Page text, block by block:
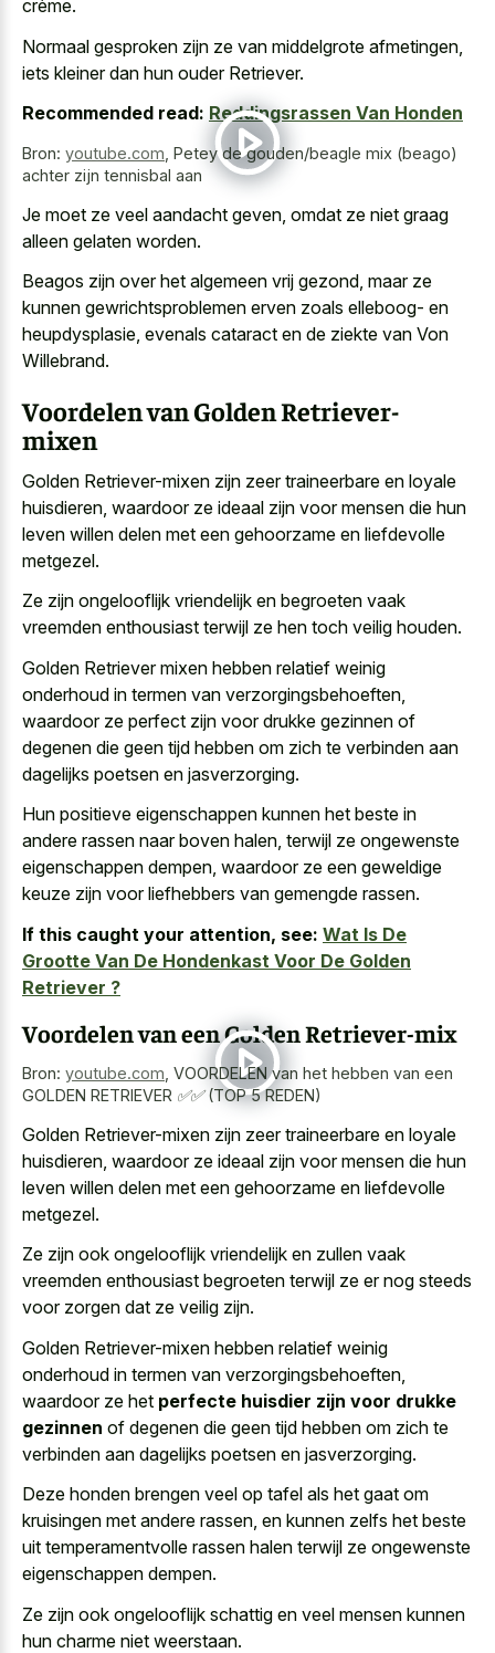
crème.
Normaal gesproken zijn ze van middelgrote afmetingen,
iets kleiner dan hun ouder Retriever.
Recommended read: Reddingsrassen Van Honden
Bron: youtube.com Petey de gouden/beagle mix (beago)
achter zijn tennisbal aan
Je moet ze veel aandacht geven, omdat ze niet graag
alleen gelaten worden.
Beagos zijn over het algemeen vrij gezond, maar ze
kunnen gewrichtsproblemen erven zoals elleboog- en
heupdysplasie, evenals cataract en de ziekte van Von
Willebrand.
Voordelen van Golden Retriever-
mixen
Golden Retriever-mixen zijn zeer traineerbare en loyale
huisdieren, waardoor ze ideaal zijn voor mensen die hun
leven willen delen met een gehoorzame en liefdevolle
metgezel.
Ze zijn ongelooflijk vriendelijk en begroeten vaak
vreemden enthousiast terwijl ze hen toch veilig houden.
Golden Retriever mixen hebben relatief weinig
onderhoud in termen van verzorgingsbehoeften,
waardoor ze perfect zijn voor drukke gezinnen of
degenen die geen tijd hebben om zich te verbinden aan
dagelijks poetsen en jasverzorging.
Hun positieve eigenschappen kunnen het beste in
andere rassen naar boven halen, terwijl ze ongewenste
eigenschappen dempen, waardoor ze een geweldige
keuze zijn voor liefhebbers van gemengde rassen.
If this caught your attention, see: Wat Is De
Grootte Van De Hondenkast Voor De Golden
Retriever ?
Voordelen van een Golden Retriever-mix
Bron: youtube.com VOORDELEN van het hebben van een
GOLDEN RETRIEVER ✅✅ (TOP 5 REDEN)
Golden Retriever-mixen zijn zeer traineerbare en loyale
huisdieren, waardoor ze ideaal zijn voor mensen die hun
leven willen delen met een gehoorzame en liefdevolle
metgezel.
Ze zijn ook ongelooflijk vriendelijk en zullen vaak
vreemden enthousiast begroeten terwijl ze er nog steeds
voor zorgen dat ze veilig zijn.
Golden Retriever-mixen hebben relatief weinig
onderhoud in termen van verzorgingsbehoeften,
waardoor ze het perfecte huisdier zijn voor drukke
gezinnen of degenen die geen tijd hebben om zich te
verbinden aan dagelijks poetsen en jasverzorging.
Deze honden brengen veel op tafel als het gaat om
kruisingen met andere rassen, en kunnen zelfs het beste
uit temperamentvolle rassen halen terwijl ze ongewenste
eigenschappen dempen.
Ze zijn ook ongelooflijk schattig en veel mensen kunnen
hun charme niet weerstaan.